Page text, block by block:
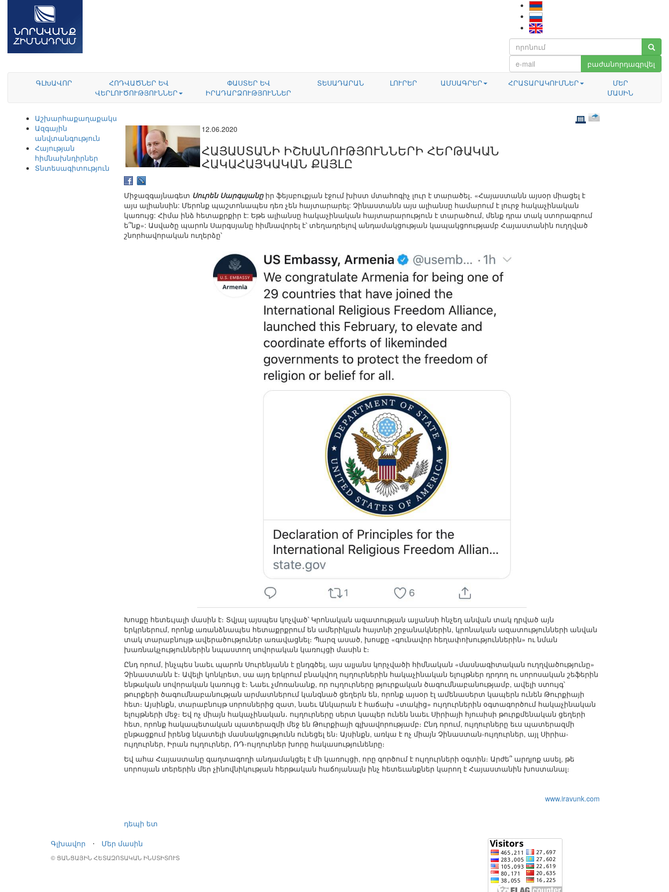
բաժանորդագրվել
ԳԼԽԱՎՈՐ
ՀՈԴՎԱԾՆԵՐ ԵՎ
ՎԵՐԼՈՒԾՈՒԹՅՈՒՆՆԵՐ
ՓԱՍՏԵՐ ԵՎ
ԻՐԱԴԱՐՁՈՒԹՅՈՒՆՆԵՐ
ՏԵՍԱԴԱՐԱՆ ԼՈՒՐԵՐ ԱՄՍԱԳՐԵՐ ՀՐԱՏԱՐԱԿՈՒՄՆԵՐ
ՄԵՐ
ՄԱՍԻՆ
Աշխարհաքաղաքականություն
Ազգային
անվտանգություն
Հայության
հիմնախնդիրներ
Տնտեսագիտություն
12.06.2020
ՀԱՅԱՍՏԱՆԻ ԻՇԽԱՆՈՒԹՅՈՒՆՆԵՐԻ ՀԵՐԹԱԿԱՆ
ՀԱԿԱՀԱՅԿԱԿԱՆ ՔԱՅԼԸ
Միջազգայնագետ Սուրեն Սարգսյանըիր ֆեյսբուքյան էջում խիստ մտահոգիչ լուր է տարածել․ «Հայաստանն այսօր միացել է
այս ալիանսին: Մերոնք պաշտոնապես դեռ չեն հայտարարել: Չինաստանն այս ալիանսը համարում է լուրջ հակաչինական
կառույց: Հիմա ինձ հետաքրքիր է: Եթե ալիանսը հակաչինական հայտարարություն է տարածում, մենք դրա տակ ստորագրում
ե՞նք»: Ասվածը պարոն Սարգսյանը հիմնավորել է՝ տեղադրելով անդամակցության կապակցոությամբ Հայաստանին ուղղված
շնորհավորական ուղերձը՝
Խոսքը հետեւյալի մասին է։ Տվյալ այսպես կոչված՝ Կրոնական ազատության ալյանսի հնչեղ անվան տակ դրված այն
երկրներում, որոնք առանձնապես հետաքրքրում են ամերիկյան հայտնի շրջանակներին, կրոնական ազատությունների անվան
տակ տարաբնույթ ավերածություներ առավացնել։ Պարզ ասած, խոսքը «գունավոր հեղափոխություններին» ու նման
խառնակչություններին նպաստող սովորական կառույցի մասին է։
Ընդ որում, ինչպես նաեւ պարոն Սուրենյանն է ընդգծել, այս ալյանս կորչվածի հիմնական «մասնագիտական ուղղվածությունը»
Չինաստանն է։ Ավելի կոնկրետ, սա այդ երկրում բնակվող ույղուրներին հակաչինական ելույթներ դրդող ու սորոսական շեֆերին
ենթական սովորական կառույց է։ Նաեւ չմոռանանք, որ ույղուրները թյուրքական ծագումնաբանությամբ, ավելի ստույգ՝
թուրքերի ծագումնաբանության արմատներում կանգնած ցեղերն են, որոնք այսօր էլ ամենասերտ կապերն ունեն Թուրքիայի
հետ։ Այսինքն, տարաբնույթ սորոսներից զատ, նաեւ Անկարան է հաճախ «տակից» ույղուրներին օգտագործում հակաչինական
ելույթների մեջ։ Եվ ոչ միայն հակաչինական․ ույղուրները սերտ կապեր ունեն նաեւ Սիրիայի հյուսիսի թուրքմենական ցեղերի
հետ, որոնք հակապետական պատերազմի մեջ են Թուրքիայի գլխավորությամբ։ Ընդ որում, ույղուրները եւս պատերազմի
ընթացքում իրենց նկատելի մասնակցությունն ունեցել են։ Այսինքն, առկա է ոչ միայն Չինաստան-ույղուրներ, այլ Սիրիա-
ույղուրներ, Իրան ույղուրներ, ՌԴ-ույղուրներ խորը հակասությունենրը։
Եվ ահա Հայաստանը գաղտագողի անդամակցել է մի կառույցի, որը գործում է ույղուրների օգտին։ Արժե՞ արդյոք ասել, թե
սորոսյան տերերին մեր չինովնիկության հերթական հաճոյանալն ինչ հետեւանքներ կարող է Հայաստանին խոստանալ։
www.iravunk.com
դեպի ետ
Գլխավոր
⋅ Մեր մասին
© ՑԱՆՑԱՅԻՆ ՀԵՏԱԶՈՏԱԿԱՆ ԻՆՍՏԻՏՈՒՏ